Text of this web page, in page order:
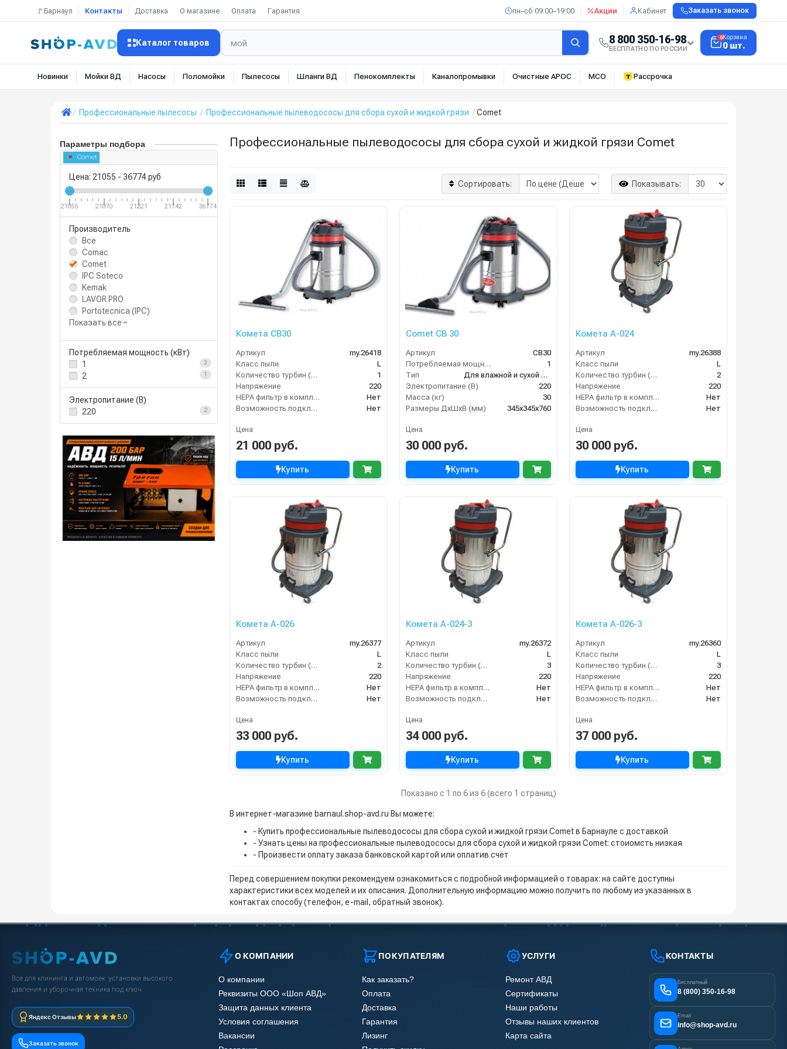
🚩Барнаул Контакты Доставка О магазине Оплата Гарантия пн–сб 09:00–19:00 Акции Кабинет Заказать звонок
Каталог товаров 8 800 350-16-98
БЕСПЛАТНО ПО РОССИИ
0Корзина
0 шт.
Новинки Мойки ВД Насосы Поломойки Пылесосы Шланги ВД Пенокомплекты Каналопромывки Очистные АРОС МСО Рассрочка
Профессиональные пылесосы Профессиональные пылеводососы для сбора сухой и жидкой грязи Comet
Параметры подбора
Comet
Цена: 21055 - 36774руб
21055 21070 21221 21742 36774
Производитель
Все
Comac
Comet
IPC Soteco
Kemak
LAVOR PRO
Portotecnica (IPC)
Показать все
Потребляемая мощность (кВт)
1
3
2 1
Электропитание (В)
220
2
Профессиональные пылеводососы для сбора сухой и жидкой грязи Comet
Сортировать: Показывать:
Комета CB30
Артикул
my.26418
Класс пыли
L
Количество турбин (шт)
1
Напряжение
220
HEPA фильтр в комплекте
Нет
Возможность подключения электрощетки
Нет
Цена
21 000 руб.
Купить
Comet CB 30
Артикул
CB30
Потребляемая мощность (кВт)
1
Тип
Для влажной и сухой уборки
Электропитание (В)
220
Масса (кг)
30
Размеры ДхШхВ (мм)
345х345х760
Цена
30 000 руб.
Купить
Комета A-024
Артикул
my.26388
Класс пыли
L
Количество турбин (шт)
2
Напряжение
220
HEPA фильтр в комплекте
Нет
Возможность подключения электрощетки
Нет
Цена
30 000 руб.
Купить
Комета А-026
Артикул
my.26377
Класс пыли
L
Количество турбин (шт)
2
Напряжение
220
HEPA фильтр в комплекте
Нет
Возможность подключения электрощетки
Нет
Цена
33 000 руб.
Купить
Комета А-024-3
Артикул
my.26372
Класс пыли
L
Количество турбин (шт)
3
Напряжение
220
HEPA фильтр в комплекте
Нет
Возможность подключения электрощетки
Нет
Цена
34 000 руб.
Купить
Комета А-026-3
Артикул
my.26360
Класс пыли
L
Количество турбин (шт)
3
Напряжение
220
HEPA фильтр в комплекте
Нет
Возможность подключения электрощетки
Нет
Цена
37 000 руб.
Купить
Показано с 1 по 6 из 6 (всего 1 страниц)
В интернет-магазине barnaul.shop-avd.ru Вы можете:
- Купить профессиональные пылеводососы для сбора сухой и жидкой грязи Comet в Барнауле с доставкой
- Узнать цены на профессиональные пылеводососы для сбора сухой и жидкой грязи Comet: стоиомсть низкая
- Произвести оплату заказа банковской картой или оплатив счёт
Перед совершением покупки рекомендуем ознакомиться с подробной информацией о товарах: на сайте доступны
характеристики всех моделей и их описания. Дополнительную информацию можно получить по любому из указанных в
контактах способу (телефон, e-mail, обратный звонок).
Всё для клининга и автомоек: установки высокого
давления и уборочная техника под ключ.
Яндекс Отзывы 5.0
Заказать звонок
О КОМПАНИИ
О компании
Реквизиты ООО «Шоп АВД»
Защита данных клиента
Условия соглашения
Вакансии
ПОКУПАТЕЛЯМ
Как заказать?
Оплата
Доставка
Гарантия
Лизинг
УСЛУГИ
Ремонт АВД
Сертификаты
Наши работы
Отзывы наших клиентов
Карта сайта
КОНТАКТЫ
Бесплатный
8 (800) 350-16-98
Email
info@shop-avd.ru